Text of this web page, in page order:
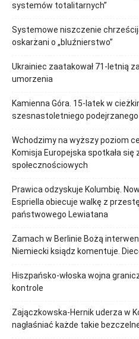
systemów totalitarnych”
Systemowe niszczenie
oskarżani o „bluźnierstwo”
Ukrainiec zaatakował 71-letnią
umorzenia
Kamienna Góra. 15-latek w
szesnastoletniego
Wchodzimy na wyższy poziom
Komisja Europejska spotkała
społecznościowych
Prawica odzyskuje Kolumbię.
Espriella obiecuje walkę z
państwowego Lewiatana
Zamach w Berlinie Bożą
Niemiecki ksiądz komentuje.
Hiszpańsko-włoska wojna
kontrole
Zajączkowska-Hernik uderza w
nagłaśniać każde takie